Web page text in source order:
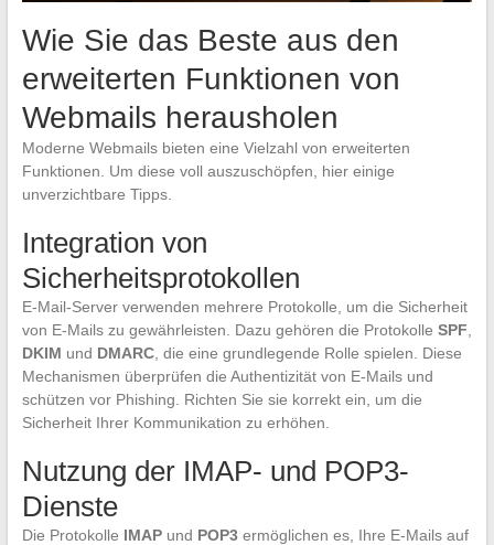
Wie Sie das Beste aus den
erweiterten Funktionen von
Webmails herausholen
Moderne Webmails bieten eine Vielzahl von erweiterten
Funktionen. Um diese voll auszuschöpfen, hier einige
unverzichtbare Tipps.
Integration von
Sicherheitsprotokollen
E-Mail-Server verwenden mehrere Protokolle, um die Sicherheit
von E-Mails zu gewährleisten. Dazu gehören die Protokolle SPF
DKIM und DMARC, die eine grundlegende Rolle spielen. Diese
Mechanismen überprüfen die Authentizität von E-Mails und
schützen vor Phishing. Richten Sie sie korrekt ein, um die
Sicherheit Ihrer Kommunikation zu erhöhen.
Nutzung der IMAP- und POP3-
Dienste
Die Protokolle IMAPund POP3ermöglichen es, Ihre E-Mails auf